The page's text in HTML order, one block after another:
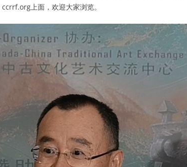
上面，欢迎大家浏览。